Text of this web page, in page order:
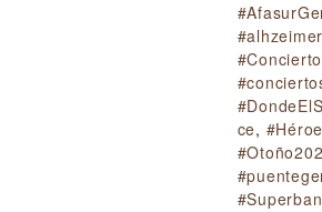
#alhzeimer
ce,